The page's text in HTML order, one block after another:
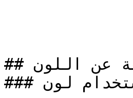
## أسئلة شائعة عن اللون
### هل يُنصح باستخدام لون BL-0472 لطلاء المنازل؟